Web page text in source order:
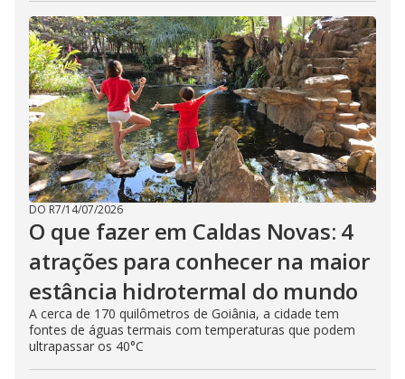
DO R7/14/07/2026
O que fazer em Caldas Novas: 4
atrações para conhecer na maior
estância hidrotermal do mundo
A cerca de 170 quilômetros de Goiânia, a cidade tem
fontes de águas termais com temperaturas que podem
ultrapassar os 40°C